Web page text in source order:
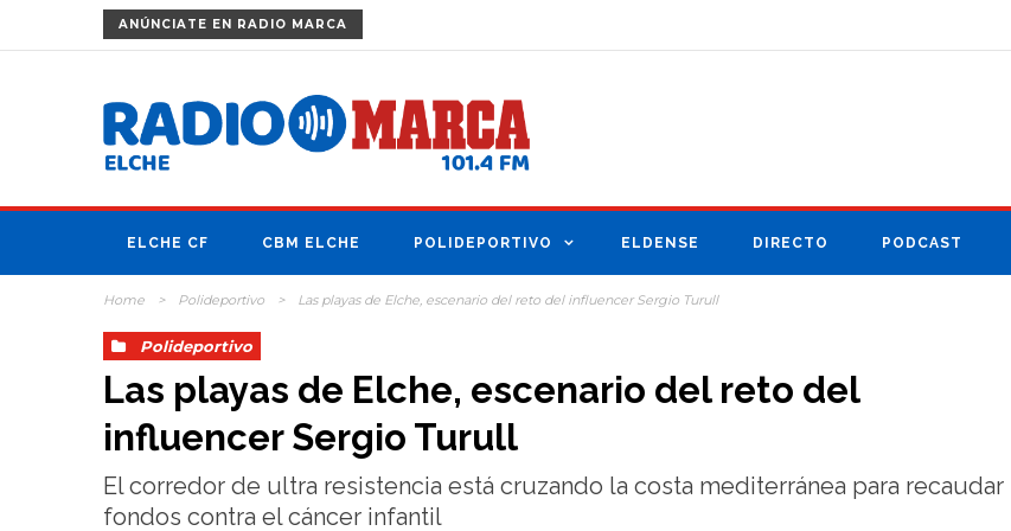
ANÚNCIATE EN RADIO MARCA
ELCHE CF CBM ELCHE POLIDEPORTIVO ELDENSE DIRECTO PODCAST
Home > Polideportivo > Las playas de Elche, escenario del reto del influencer Sergio Turull
Polideportivo
Las playas de Elche, escenario del reto del
influencer Sergio Turull
El corredor de ultra resistencia está cruzando la costa mediterránea para recaudar
fondos contra el cáncer infantil